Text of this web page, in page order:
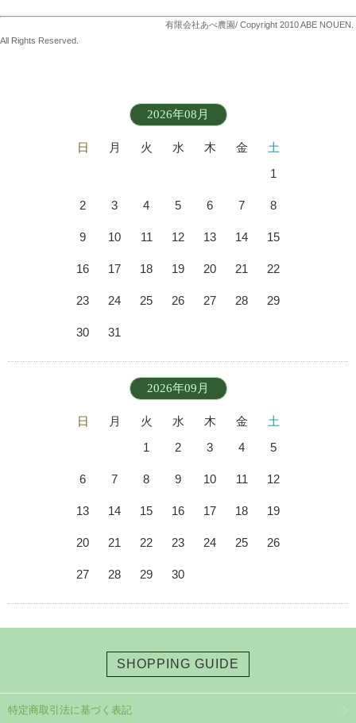
有限会社あべ農園/ Copyright 2010 ABE NOUEN.
All Rights Reserved.
2026年08月
日 月 火 水 木 金
土
1
2 3 4 5 6 7 8
9 10 11 12 13 14 15
16 17 18 19 20 21 22
23 24 25 26 27 28 29
30 31
2026年09月
日 月 火 水 木 金
土
1
2 3 4 5
6 7 8 9 10 11 12
13 14 15 16 17 18 19
20 21 22 23 24 25 26
27 28 29 30
SHOPPING GUIDE
特定商取引法に基づく表記